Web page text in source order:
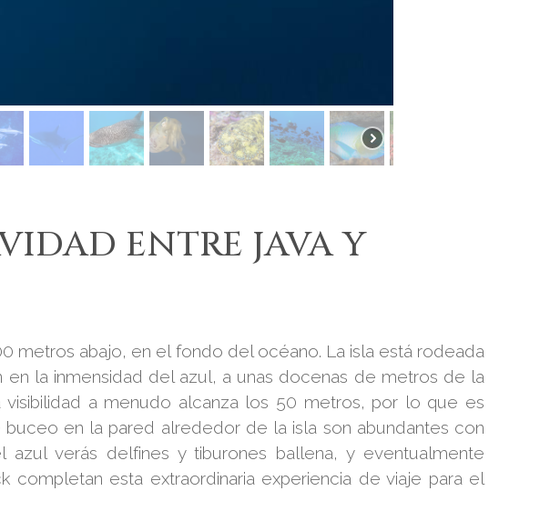
ENTRE JAVA Y
metros abajo, en el fondo del océano. La isla está rodeada
la inmensidad del azul, a unas docenas de metros de la
a menudo alcanza los 50 metros, por lo que es
en la pared alrededor de la isla son abundantes con
verás delfines y tiburones ballena, y eventualmente
esta extraordinaria experiencia de viaje para el